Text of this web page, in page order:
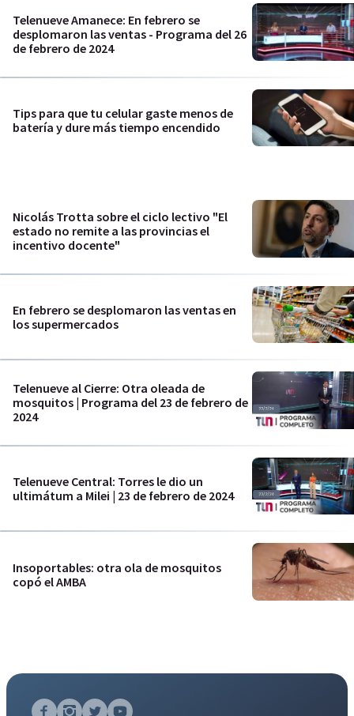
Telenueve Amanece: En febrero se
desplomaron las ventas - Programa del 26
de febrero de 2024
Tips para que tu celular gaste menos de
batería y dure más tiempo encendido
Nicolás Trotta sobre el ciclo lectivo "El
estado no remite a las provincias el
incentivo docente"
En febrero se desplomaron las ventas en
los supermercados
Telenueve al Cierre: Otra oleada de
mosquitos | Programa del 23 de febrero de
2024
Telenueve Central: Torres le dio un
ultimátum a Milei | 23 de febrero de 2024
Insoportables: otra ola de mosquitos
copó el AMBA